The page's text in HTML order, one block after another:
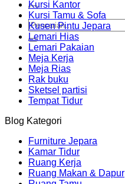
Pencarian
untuk:
Kursi Kantor
Kursi Tamu & Sofa
Kusen Pintu Jepara
Lemari Hias
Lemari Pakaian
Meja Kerja
Meja Rias
Rak buku
Sketsel partisi
Tempat Tidur
Blog Kategori
Furniture Jepara
Kamar Tidur
Ruang Kerja
Ruang Makan & Dapur